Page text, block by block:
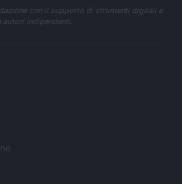
con il supporto di strumenti digitali e
autori indipendenti.